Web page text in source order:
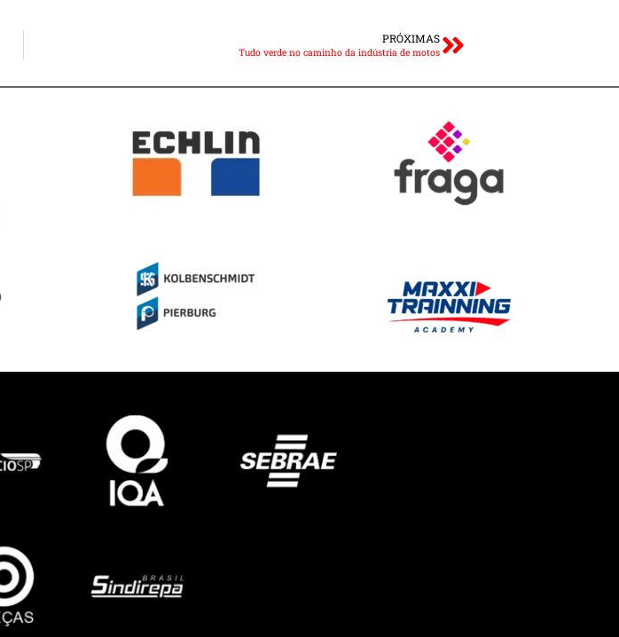
PRÓXIMAS
Tudo verde no caminho da indústria de motos